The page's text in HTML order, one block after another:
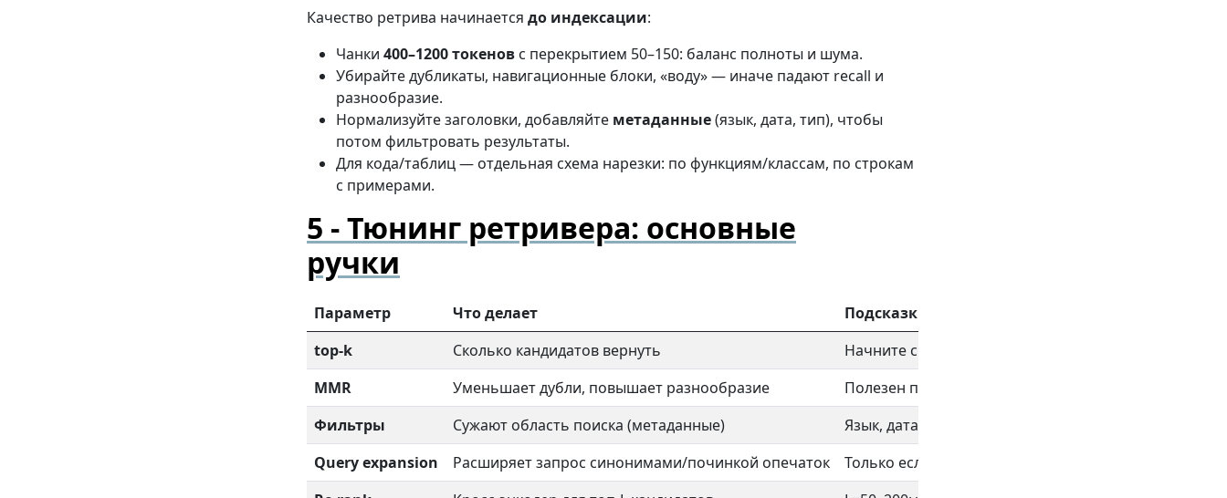
Качество ретрива начинается до индексации:
Чанки 400–1200 токенов с перекрытием 50–150: баланс полноты и шума.
Убирайте дубликаты, навигационные блоки, «воду» — иначе падают recall и
разнообразие.
Нормализуйте заголовки, добавляйте метаданные(язык, дата, тип), чтобы
потом фильтровать результаты.
Для кода/таблиц — отдельная схема нарезки: по функциям/классам, по строкам
с примерами.
Тюнинг ретривера: основные
ручки
Параметр Что делает
Подсказки
top-k
Сколько кандидатов вернуть
Начните с 20–50; для тонких фактов поднимайте
MMR
Уменьшает дубли, повышает разнообразие
Полезен при «водянистых» коллекциях; держите λ в
Фильтры
Сужают область поиска (метаданные)
Язык, дата, раздел; ускоряет и повышает precision
Query expansion
Расширяет запрос синонимами/починкой опечаток
Только если не распухает шум; храните логи